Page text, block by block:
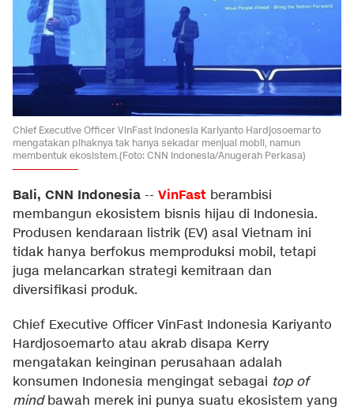
Chief Executive Officer VinFast Indonesia Kariyanto Hardjosoemarto
mengatakan pihaknya tak hanya sekadar menjual mobil, namun
membentuk ekosistem.(Foto: CNN Indonesia/Anugerah Perkasa)
Bali, CNN Indonesia -- VinFast berambisi
membangun ekosistem bisnis hijau di Indonesia.
Produsen kendaraan listrik (EV) asal Vietnam ini
tidak hanya berfokus memproduksi mobil, tetapi
juga melancarkan strategi kemitraan dan
diversifikasi produk.
Chief Executive Officer VinFast Indonesia Kariyanto
Hardjosoemarto atau akrab disapa Kerry
mengatakan keinginan perusahaan adalah
konsumen Indonesia mengingat sebagai top of
mindbawah merek ini punya suatu ekosistem yang